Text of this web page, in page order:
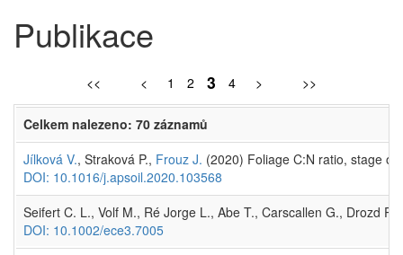
Publikace
<< < 1 2 3 4 > >>
Celkem nalezeno: 70 záznamů
Jílková V., Straková P., Frouz J. (2020) Foliage C:N ratio, stage
DOI: 10.1016/j.apsoil.2020.103568
Seifert C. L., Volf M., Ré Jorge L., Abe T., Carscallen G., Drozd
DOI: 10.1002/ece3.7005